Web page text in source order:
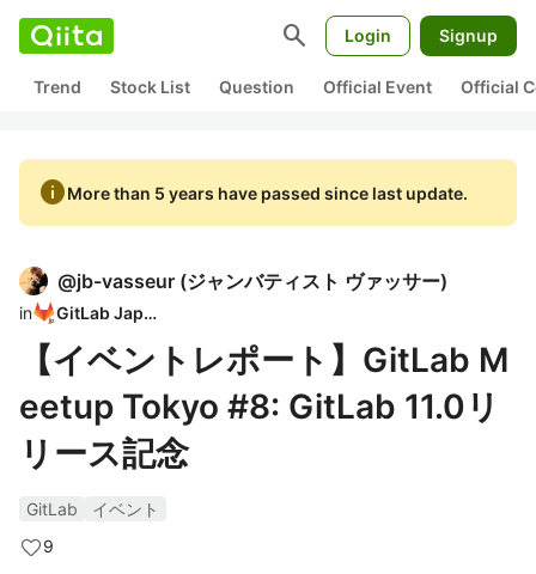
search Login Signup
Trend Stock List Question Official Event Official
infoMore than 5 years have passed since last update.
@jb-vasseur (ジャンバティスト ヴァッサー)
in GitLab Japan
【イベントレポート】GitLab M
eetup Tokyo #8: GitLab 11.0リ
リース記念
GitLab
イベント
9